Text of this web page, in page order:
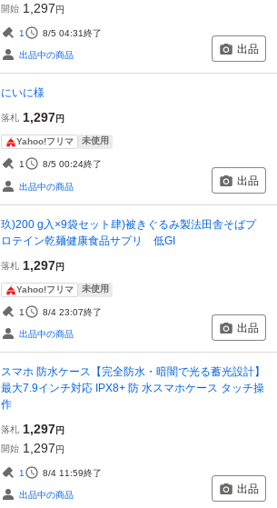
開始 1,297円
1 8/5 04:31終了
出品中の商品 出品
にいに様
落札 1,297円
Yahoo!フリマ 未使用
1 8/5 00:24終了
出品中の商品 出品
玖)200 g入×9袋セット肆)被きぐるみ製法田舎そばプ
ロテイン乾麺健康食品サプリ 低GI
落札 1,297円
Yahoo!フリマ 未使用
1 8/4 23:07終了
出品中の商品 出品
スマホ 防水ケース【完全防水・暗闇で光る蓄光設計】
最大7.9インチ対応 IPX8+ 防 水スマホケース タッチ操
作
落札 1,297円
開始 1,297円
1 8/4 11:59終了
出品中の商品 出品